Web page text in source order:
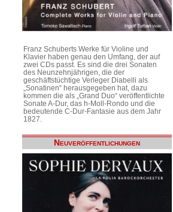
Franz Schuberts Werke für Violine und
Klavier haben genau den Umfang, der auf
zwei CDs passt. Es sind die drei Sonaten
des Neunzehnjährigen, die der
geschäftstüchtige Verleger Diabelli als
„Sonatinen“ herausgegeben hat, dazu
kommen die als „Grand Duo“ veröffentlichte
Sonate A-Dur, das h-Moll-Rondo und die
bedeutende C-Dur-Fantasie aus dem Jahr
1827.
Neuveröffentlichungen